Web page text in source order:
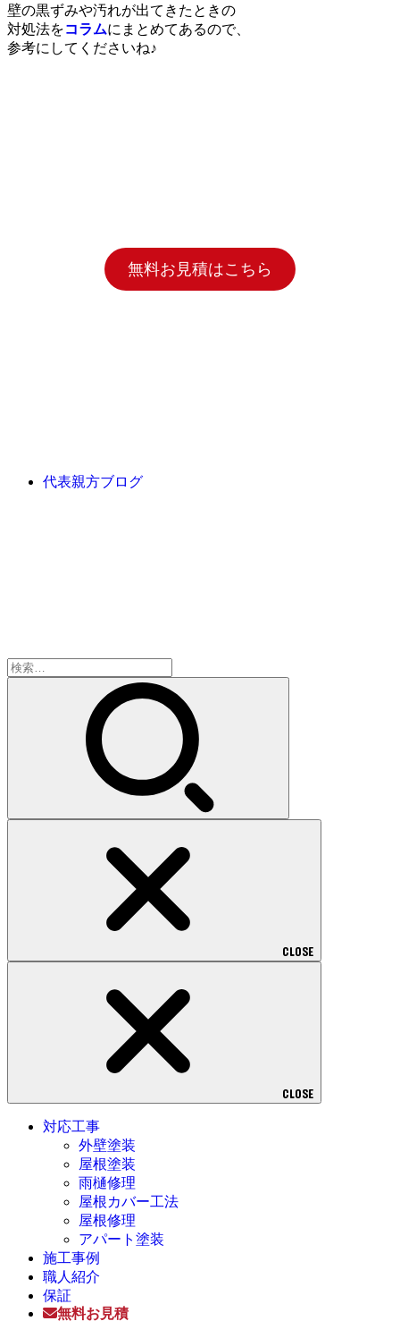
壁の黒ずみや汚れが出てきたときの
対処法をコラムにまとめてあるので、
参考にしてくださいね♪
無料お見積はこちら
代表親方ブログ
検
索:
CLOSE
CLOSE
対応工事
外壁塗装
屋根塗装
雨樋修理
屋根カバー工法
屋根修理
アパート塗装
施工事例
職人紹介
保証
無料お見積